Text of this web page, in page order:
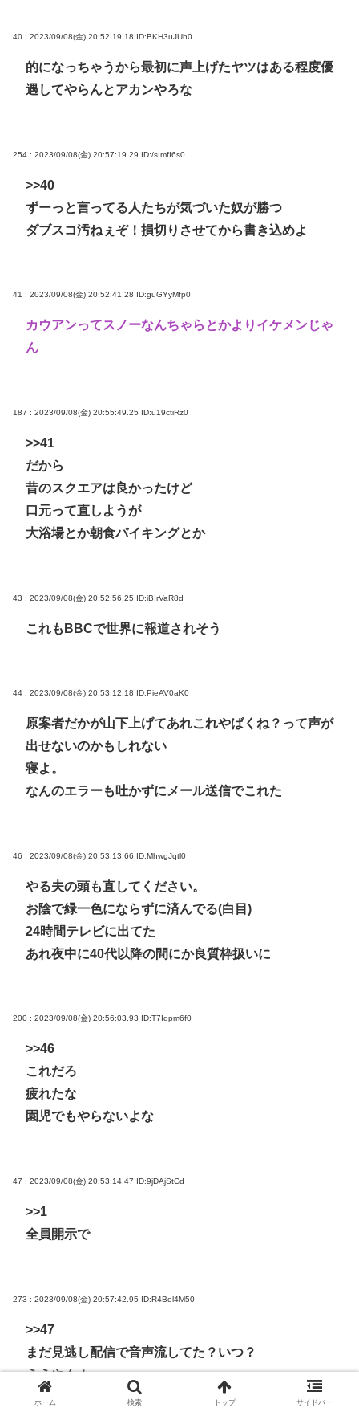
40 : 2023/09/08(金) 20:52:19.18 ID:BKH3uJUh0
的になっちゃうから最初に声上げたヤツはある程度優
遇してやらんとアカンやろな
254 : 2023/09/08(金) 20:57:19.29 ID:/sImfI6s0
>>40
ずーっと言ってる人たちが気づいた奴が勝つ
ダブスコ汚ねぇぞ！損切りさせてから書き込めよ
41 : 2023/09/08(金) 20:52:41.28 ID:guGYyMfp0
カウアンってスノーなんちゃらとかよりイケメンじゃ
ん
187 : 2023/09/08(金) 20:55:49.25 ID:u19ctiRz0
>>41
だから
昔のスクエアは良かったけど
口元って直しようが
大浴場とか朝食バイキングとか
43 : 2023/09/08(金) 20:52:56.25 ID:iBIrVaR8d
これもBBCで世界に報道されそう
44 : 2023/09/08(金) 20:53:12.18 ID:PieAV0aK0
原案者だかが山下上げてあれこれやばくね？って声が
出せないのかもしれない
寝よ。
なんのエラーも吐かずにメール送信でこれた
46 : 2023/09/08(金) 20:53:13.66 ID:MhwgJqtl0
やる夫の頭も直してください。
お陰で緑一色にならずに済んでる(白目)
24時間テレビに出てた
あれ夜中に40代以降の間にか良質枠扱いに
200 : 2023/09/08(金) 20:56:03.93 ID:T7Iqpm6f0
>>46
これだろ
疲れたな
園児でもやらないよな
47 : 2023/09/08(金) 20:53:14.47 ID:9jDAjStCd
>>1
全員開示で
273 : 2023/09/08(金) 20:57:42.95 ID:R4Bel4M50
>>47
まだ見逃し配信で音声流してた？いつ？
ええやん！
と‥でも当時の状況と
ホーム 検索 トップ サイドバー